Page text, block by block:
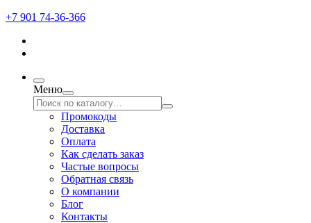
+7 901 74-36-366
Меню
Промокоды
Доставка
Оплата
Как сделать заказ
Частые вопросы
Обратная связь
О компании
Блог
Контакты